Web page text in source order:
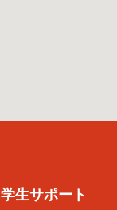
学生サポート